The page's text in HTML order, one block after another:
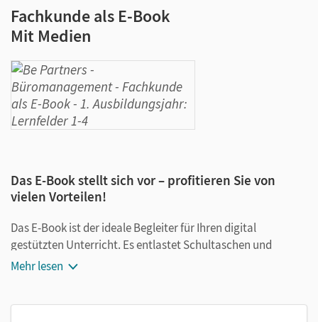
Fachkunde als E-Book
Mit Medien
Das E-Book stellt sich vor – profitieren Sie von
vielen Vorteilen!
Das E-Book ist der ideale Begleiter für Ihren digital
gestützten Unterricht. Es entlastet Schultaschen und
Rucksäcke und ist jederzeit unkompliziert verfügbar.
Mehr lesen